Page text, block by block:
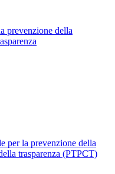
prevenzione della
per la prevenzione della
trasparenza (PTPCT)